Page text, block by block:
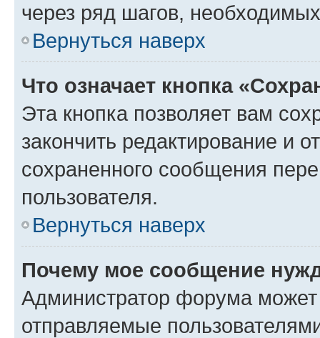
через ряд шагов,
Вернуться наверх
Что означает кнопка
Эта кнопка позволяет вам
закончить редактирование и
сохраненного сообщения
пользователя.
Вернуться наверх
Почему мое сообщение
Администратор форума
отправляемые